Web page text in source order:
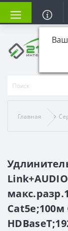
Главная
Cat5e;100м